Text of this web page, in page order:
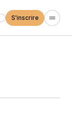
S'inscrire